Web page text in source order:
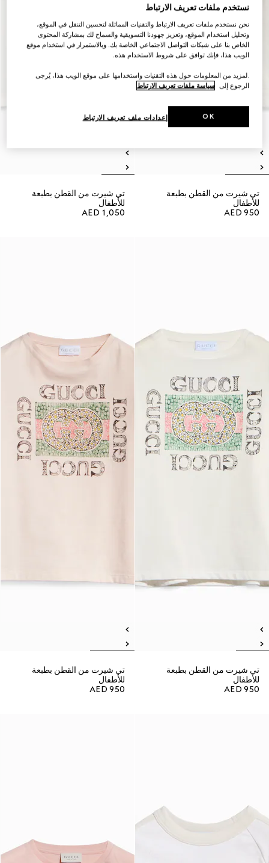
تي شيرت من القطن بطبعة
للأطفال
AED 950
تي شيرت من القطن بطبعة
للأطفال
AED 1,050
تي شيرت من القطن بطبعة
للأطفال
AED 950
تي شيرت من القطن بطبعة
للأطفال
AED 950
نستخدم ملفات تعريف الارتباط
نحن نستخدم ملفات تعريف الارتباط والتقنيات المماثلة لتحسين التنقل في الموقع،
وتحليل استخدام الموقع، وتعزيز جهودنا التسويقية والسماح لك بمشاركة المحتوى
الخاص بنا على شبكات التواصل الاجتماعي الخاصة بك. وبالاستمرار في استخدام موقع
الويب هذا، فإنك توافق على شروط الاستخدام هذه.
.لمزيد من المعلومات حول هذه التقنيات واستخدامها على موقع الويب هذا، يُرجى
الرجوع إلى سياسة ملفات تعريف الارتباط
إعدادات ملف تعريف الارتباط OK